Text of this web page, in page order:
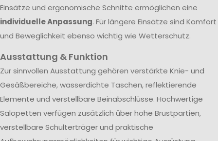
Einsätze und ergonomische Schnitte ermöglichen eine
individuelle Anpassung. Für längere Einsätze sind Komfort
und Beweglichkeit ebenso wichtig wie Wetterschutz.
Ausstattung & Funktion
Zur sinnvollen Ausstattung gehören verstärkte Knie- und
Gesäßbereiche, wasserdichte Taschen, reflektierende
Elemente und verstellbare Beinabschlüsse. Hochwertige
Salopetten verfügen zusätzlich über hohe Brustpartien,
verstellbare Schulterträger und praktische